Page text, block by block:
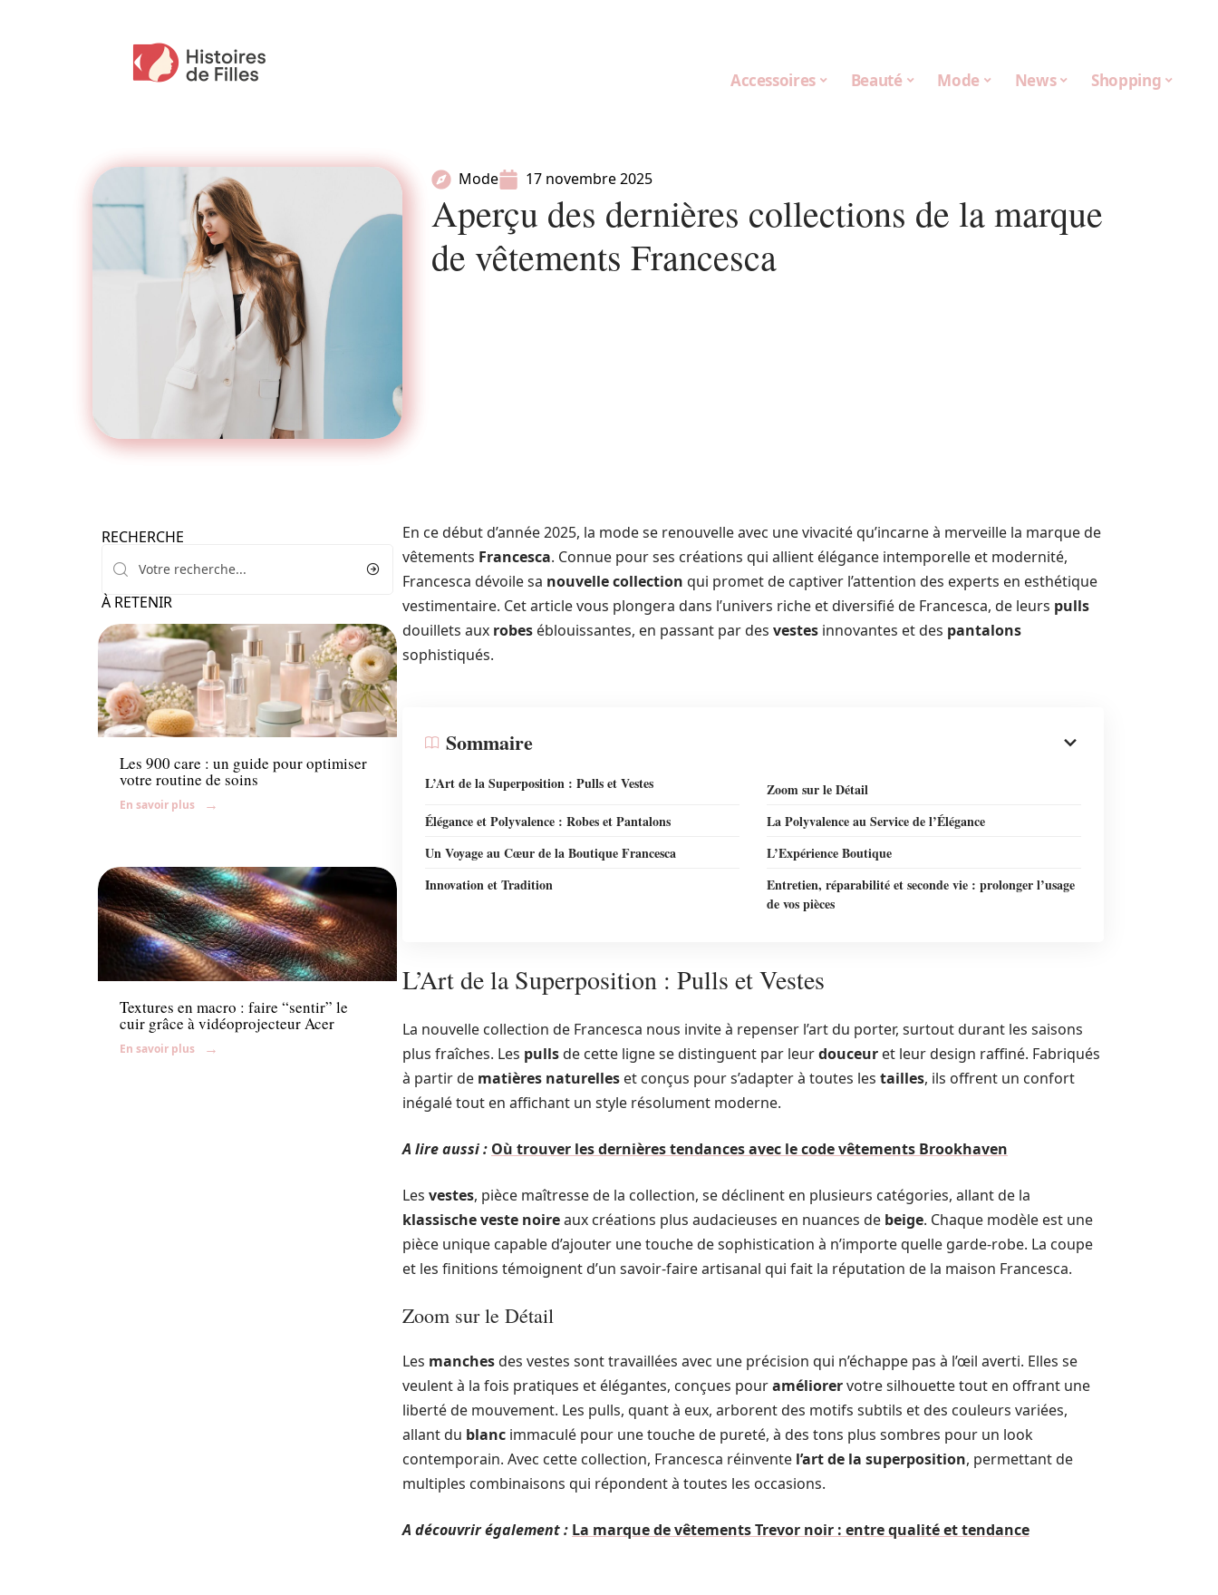
Accessoires Beauté Mode News Shopping
Mode 17 novembre 2025
Aperçu des dernières collections de la marque
de vêtements Francesca
RECHERCHE
À RETENIR
Beauté
Les 900 care : un guide pour optimiser
votre routine de soins
En savoir plus
Accessoires
Textures en macro : faire “sentir” le
cuir grâce à vidéoprojecteur Acer
En savoir plus
En ce début d’année 2025, la mode se renouvelle avec une vivacité qu’incarne à merveille la marque de
vêtements Francesca. Connue pour ses créations qui allient élégance intemporelle et modernité,
Francesca dévoile sa nouvelle collection qui promet de captiver l’attention des experts en esthétique
vestimentaire. Cet article vous plongera dans l’univers riche et diversifié de Francesca, de leurs pulls
douillets aux robes éblouissantes, en passant par des vestes innovantes et des pantalons
sophistiqués.
Sommaire
L’Art de la Superposition : Pulls et Vestes
Zoom sur le Détail
Élégance et Polyvalence : Robes et Pantalons
La Polyvalence au Service de l’Élégance
Un Voyage au Cœur de la Boutique Francesca
L’Expérience Boutique
Innovation et Tradition
Entretien, réparabilité et seconde vie : prolonger l’usage
de vos pièces
L’Art de la Superposition : Pulls et Vestes
La nouvelle collection de Francesca nous invite à repenser l’art du porter, surtout durant les saisons
plus fraîches. Les pullsde cette ligne se distinguent par leurdouceur et leur design raffiné. Fabriqués
à partir de matières naturelles et conçus pour s’adapter à toutes les tailles, ils offrent un confort
inégalé tout en affichant un style résolument moderne.
A lire aussi : Où trouver les dernières tendances avec le code vêtements Brookhaven
Les vestes, pièce maîtresse de la collection, se déclinent en plusieurs catégories, allant de la
klassische veste noireaux créations plus audacieuses en nuances de beige. Chaque modèle est une
pièce unique capable d’ajouter une touche de sophistication à n’importe quelle garde-robe. La coupe
et les finitions témoignent d’un savoir-faire artisanal qui fait la réputation de la maison Francesca.
Zoom sur le Détail
Les manchesdes vestes sont travaillées avec une précision qui n’échappe pas à l’œil averti. Elles se
veulent à la fois pratiques et élégantes, conçues pouraméliorervotre silhouette tout en offrant une
liberté de mouvement. Les pulls, quant à eux, arborent des motifs subtils et des couleurs variées,
allant du blanc immaculé pour une touche de pureté, à des tons plus sombres pour un look
contemporain. Avec cette collection, Francesca réinvente l’art de la superposition, permettant de
multiples combinaisons qui répondent à toutes les occasions.
A découvrir également : La marque de vêtements Trevor noir : entre qualité et tendance